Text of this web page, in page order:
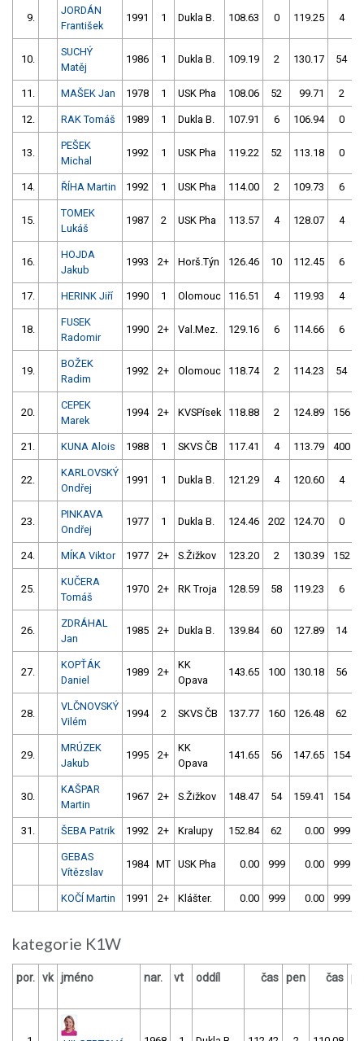
9.
JORDÁN
František
1991 1 Dukla B. 108.63 0 119.25 4
10.
SUCHÝ
Matěj
1986 1 Dukla B. 109.19 2 130.17 54
11. MAŠEK Jan 1978 1 USK Pha 108.06 52 99.71 2
12. RAK Tomáš 1989 1 Dukla B. 107.91 6 106.94 0
13.
PEŠEK
Michal
1992 1 USK Pha 119.22 52 113.18 0
14. ŘÍHA Martin 1992 1 USK Pha 114.00 2 109.73 6
15.
TOMEK
Lukáš
1987 2 USK Pha 113.57 4 128.07 4
16.
HOJDA
Jakub
1993 2+ Horš.Týn 126.46 10 112.45 6
17. HERINK Jiří 1990 1 Olomouc 116.51 4 119.93 4
18.
FUSEK
Radomir
1990 2+ Val.Mez. 129.16 6 114.66 6
19.
BOŽEK
Radim
1992 2+ Olomouc 118.74 2 114.23 54
20.
CEPEK
Marek
1994 2+ KVSPísek 118.88 2 124.89 156
21. KUNA Alois 1988 1 SKVS ČB 117.41 4 113.79 400
22.
KARLOVSKÝ
Ondřej
1991 1 Dukla B. 121.29 4 120.60 4
23.
PINKAVA
Ondřej
1977 1 Dukla B. 124.46 202 124.70 0
24. MÍKA Viktor 1977 2+ S.Žižkov 123.20 2 130.39 152
25.
KUČERA
Tomáš
1970 2+ RK Troja 128.59 58 119.23 6
26.
ZDRÁHAL
Jan
1985 2+ Dukla B. 139.84 60 127.89 14
27.
KOPŤÁK
Daniel
1989 2+
KK
Opava
143.65 100 130.18 56
28.
VLČNOVSKÝ
Vilém
1994 2 SKVS ČB 137.77 160 126.48 62
29.
MRÚZEK
Jakub
1995 2+
KK
Opava
141.65 56 147.65 154
30.
KAŠPAR
Martin
1967 2+ S.Žižkov 148.47 54 159.41 154
31. ŠEBA Patrik 1992 2+ Kralupy 152.84 62 0.00 999
GEBAS
Vítězslav
1984 MT USK Pha 0.00 999 0.00 999
KOČÍ Martin 1991 2+ Klášter. 0.00 999 0.00 999
kategorie K1W
por. vk jméno nar. vt oddíl čas pen čas